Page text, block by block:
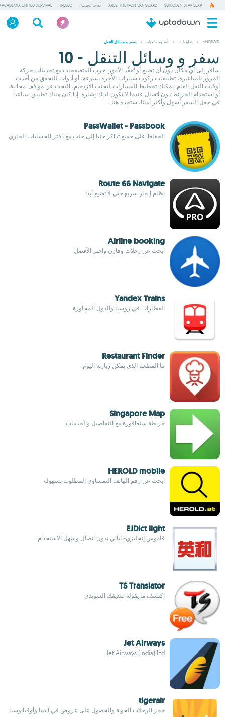
SUIKODEN STAR LEAP
ARES: THE IRON VANGUARD ألعاب الخيمياء TREBLO
ACADEMIA UNITED SURVIVAL
ANDROID
/ تطبيقات / أسلوب الحياة / سفر و وسائل التنقل
سفر و وسائل التنقل - 10
سافر إلى أي مكان دون أن تضيع أو تُعقِّد الأمور. جرب المتصفحات مع تحديثات حركة
المرور المباشرة، تطبيقات ركوب سيارات الأجرة بسرعة، أو أدوات للتحقق من أحدث
أوقات النقل العام. يمكنك تخطيط المسارات لتجنب الازدحام، البحث عن مواقف مجانية،
أو استخدام الخرائط دون اتصال عندما لا تكون لديك إشارة. إذا كان هناك تطبيق يساعد
في جعل السفر أسهل وأكثر أمانًا، ستجده هنا.
PassWallet - Passbook
الحفاظ على جميع تذاكر جنبا إلى جنب مع دفتر الحسابات الجاري
Route 66 Navigate
نظام إبحار سريع حتى لا تضيع أبدا
Airline booking
ابحث عن رحلات وقارن واختر الأفضل!
Yandex Trains
القطارات في روسيا والدول المجاورة
Restaurant Finder
ما المطعم الذي يمكن زيارته اليوم
Singapore Map
خريطة سنغافورة مع التفاصيل والخدمات
HEROLD mobile
ابحث عن رقم الهاتف النمساوي المطلوب بسهولة
EJDict light
قاموس إنجليزي-ياباني بدون اتصال وسهل الاستخدام
TS Translator
اكتشف ما يقوله صديقك السويدي
Jet Airways
Jet Airways (India) Ltd.
tigerair
حجز الرحلات الجوية والحصول على عروض في آسيا وأوقيانوسيا